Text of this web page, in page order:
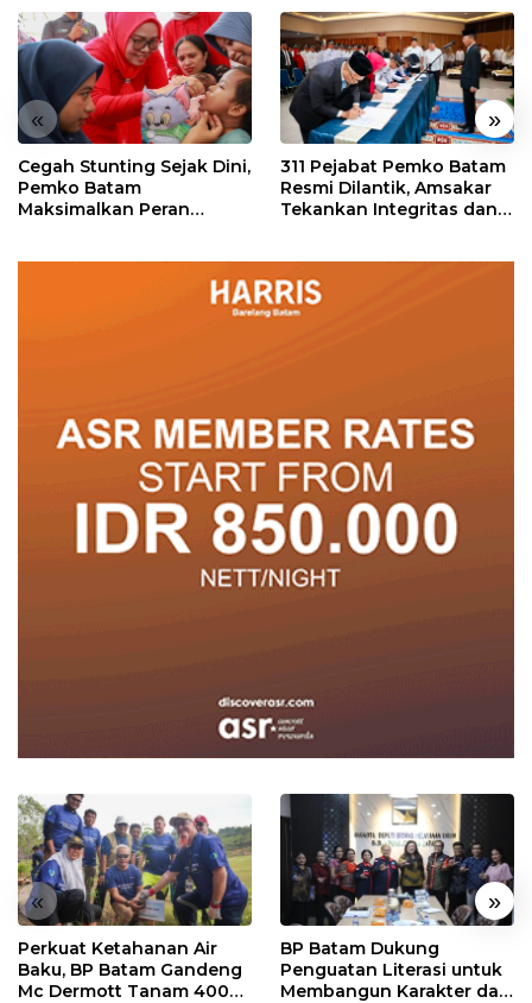
« »
Cegah Stunting Sejak Dini,
Pemko Batam
Maksimalkan Peran
311 Pejabat Pemko Batam
Resmi Dilantik, Amsakar
Tekankan Integritas dan
« »
Perkuat Ketahanan Air
Baku, BP Batam Gandeng
Mc Dermott Tanam 400
BP Batam Dukung
Penguatan Literasi untuk
Membangun Karakter dan